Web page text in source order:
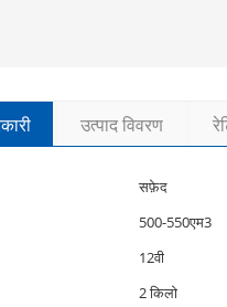
उत्पाद विवरण
सफ़ेद
500-550एम3
12वी
2 किलो